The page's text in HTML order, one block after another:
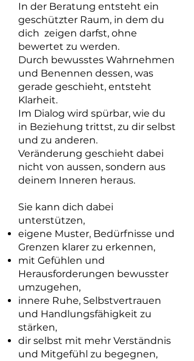
In der Beratung entsteht ein
geschützter Raum, in dem du
dich zeigen darfst, ohne
bewertet zu werden.
Durch bewusstes Wahrnehmen
und Benennen dessen, was
gerade geschieht, entsteht
Klarheit.
Im Dialog wird spürbar, wie du
in Beziehung trittst, zu dir selbst
und zu anderen.
Veränderung geschieht dabei
nicht von aussen, sondern aus
deinem Inneren heraus.
Sie kann dich dabei
unterstützen,
eigene Muster, Bedürfnisse und
Grenzen klarer zu erkennen,
mit Gefühlen und
Herausforderungen bewusster
umzugehen,
innere Ruhe, Selbstvertrauen
und Handlungsfähigkeit zu
stärken,
dir selbst mit mehr Verständnis
und Mitgefühl zu begegnen,